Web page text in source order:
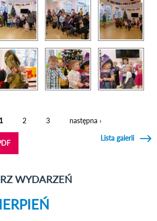
1 2 3 następna ›
Lista galerii
WYDARZEŃ
do